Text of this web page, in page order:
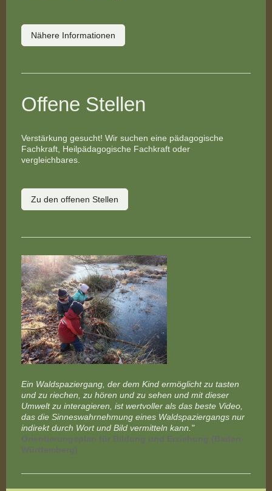
Nähere Informationen
Offene Stellen
Verstärkung gesucht! Wir suchen eine pädagogische
Fachkraft, Heilpädagogische Fachkraft oder
vergleichbares.
Zu den offenen Stellen
Ein Waldspaziergang, der dem Kind ermöglicht zu tasten
und zu riechen, zu hören und zu sehen und mit dieser
Umwelt zu interagieren, ist wertvoller als das beste Video,
das die Sinneswahrnehmung eines Waldspaziergangs nur
indirekt durch Wort und Bild vermitteln kann."
Orientierungsplan für Bildung und Erziehung (Baden-
Württemberg)